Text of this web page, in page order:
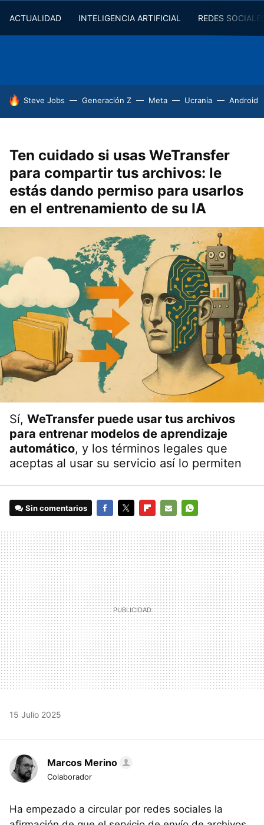
ACTUALIDAD INTELIGENCIA ARTIFICIAL REDES
HOY SE HABLA DE
Steve Jobs Generación Z Meta Ucrania Android
Ten cuidado si usas WeTransfer
para compartir tus archivos: le
estás dando permiso para usarlos
en el entrenamiento de su IA
Sí, WeTransfer puede usar tus archivos
para entrenar modelos de aprendizaje
automático, y los términos legales que
aceptas al usar su servicio así lo permiten
Sin comentarios
MAIL
15 Julio 2025
Marcos Merino
Colaborador
Ha empezado a circular por redes sociales la